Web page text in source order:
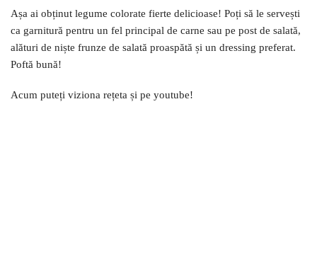
Așa ai obținut legume colorate fierte delicioase! Poți să le servești
ca garnitură pentru un fel principal de carne sau pe post de salată,
alături de niște frunze de salată proaspătă și un dressing preferat.
Poftă bună!
Acum puteți viziona rețeta și pe youtube!